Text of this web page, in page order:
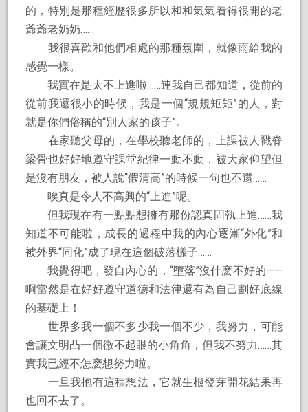
的，特別是那種經歷很多所以和和氣氣看得很開的老
爺爺老奶奶……
我很喜歡和他們相處的那種氛圍，就像雨給我的
感覺一樣。
我實在是太不上進啦……連我自己都知道，從前的
從前我還很小的時候，我是一個“規規矩矩”的人，對
就是你們俗稱的“別人家的孩子”。
在家聽父母的，在學校聽老師的，上課被人戳脊
梁骨也好好地遵守課堂紀律一動不動，被大家仰望但
是沒有朋友，被人說“假清高”的時候一句也不還……
唉真是令人不高興的“上進”呢。
但我現在有一點點想擁有那份認真固執上進……我
知道不可能啦，成長的過程中我的內心逐漸“外化”和
被外界“同化”成了現在這個破落樣子……
我覺得吧，發自內心的，“墮落”沒什麽不好的——
啊當然是在好好遵守道德和法律還有為自己劃好底線
的基礎上！
世界多我一個不多少我一個不少，我努力，可能
會讓文明凸一個微不起眼的小角角，但我不努力……其
實我已經不怎麽想努力啦。
一旦我抱有這種想法，它就生根發芽開花結果再
也回不去了。